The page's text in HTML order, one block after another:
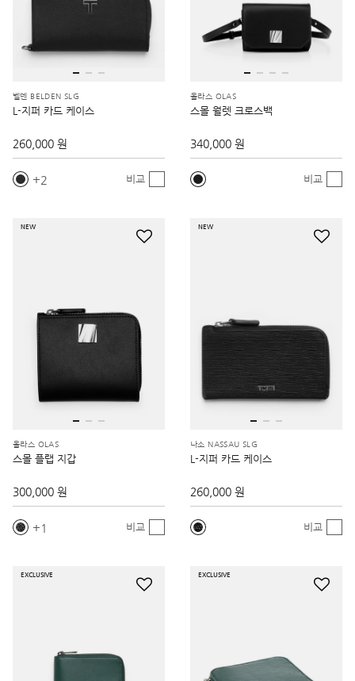
벨덴 BELDEN SLG
L-지퍼 카드 케이스
260,000 원
2 비교
올라스 OLAS
스몰 월렛 크로스백
340,000 원
비교
NEW
올라스 OLAS
스몰 플랩 지갑
300,000 원
1 비교
NEW
나소 NASSAU SLG
L-지퍼 카드 케이스
260,000 원
비교
EXCLUSIVE EXCLUSIVE